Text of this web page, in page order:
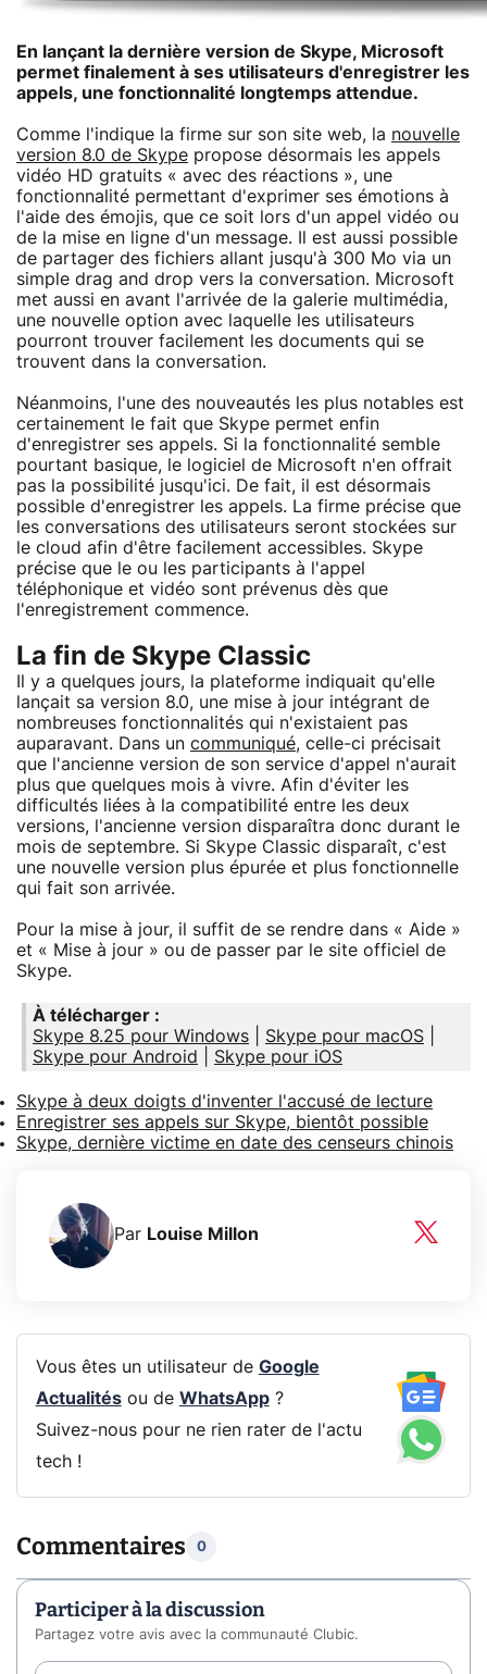
En lançant la dernière version de Skype, Microsoft
permet finalement à ses utilisateurs d'enregistrer les
appels, une fonctionnalité longtemps attendue.
Comme l'indique la firme sur son site web, la nouvelle
version 8.0 de Skype propose désormais les appels
vidéo HD gratuits « avec des réactions », une
fonctionnalité permettant d'exprimer ses émotions à
l'aide des émojis, que ce soit lors d'un appel vidéo ou
de la mise en ligne d'un message. Il est aussi possible
de partager des fichiers allant jusqu'à 300 Mo via un
simple drag and drop vers la conversation. Microsoft
met aussi en avant l'arrivée de la galerie multimédia,
une nouvelle option avec laquelle les utilisateurs
pourront trouver facilement les documents qui se
trouvent dans la conversation.
Néanmoins, l'une des nouveautés les plus notables est
certainement le fait que Skype permet enfin
d'enregistrer ses appels. Si la fonctionnalité semble
pourtant basique, le logiciel de Microsoft n'en offrait
pas la possibilité jusqu'ici. De fait, il est désormais
possible d'enregistrer les appels. La firme précise que
les conversations des utilisateurs seront stockées sur
le cloud afin d'être facilement accessibles. Skype
précise que le ou les participants à l'appel
téléphonique et vidéo sont prévenus dès que
l'enregistrement commence.
La fin de Skype Classic
Il y a quelques jours, la plateforme indiquait qu'elle
lançait sa version 8.0, une mise à jour intégrant de
nombreuses fonctionnalités qui n'existaient pas
auparavant. Dans un communiqué, celle-ci précisait
que l'ancienne version de son service d'appel n'aurait
plus que quelques mois à vivre. Afin d'éviter les
difficultés liées à la compatibilité entre les deux
versions, l'ancienne version disparaîtra donc durant le
mois de septembre. Si Skype Classic disparaît, c'est
une nouvelle version plus épurée et plus fonctionnelle
qui fait son arrivée.
Pour la mise à jour, il suffit de se rendre dans « Aide »
et « Mise à jour » ou de passer par le site officiel de
Skype.
À télécharger :
Skype 8.25 pour Windows
Skype pour macOS
Skype pour Android
Skype pour iOS
Skype à deux doigts d'inventer l'accusé de lecture
Enregistrer ses appels sur Skype, bientôt possible
Skype, dernière victime en date des censeurs chinois
Par Louise Millon
Vous êtes un utilisateur de Google
Actualitésou de WhatsApp?
Suivez-nous pour ne rien rater de l'actu
tech !
Commentaires 0
Participer à la discussion
Partagez votre avis avec la communauté Clubic.